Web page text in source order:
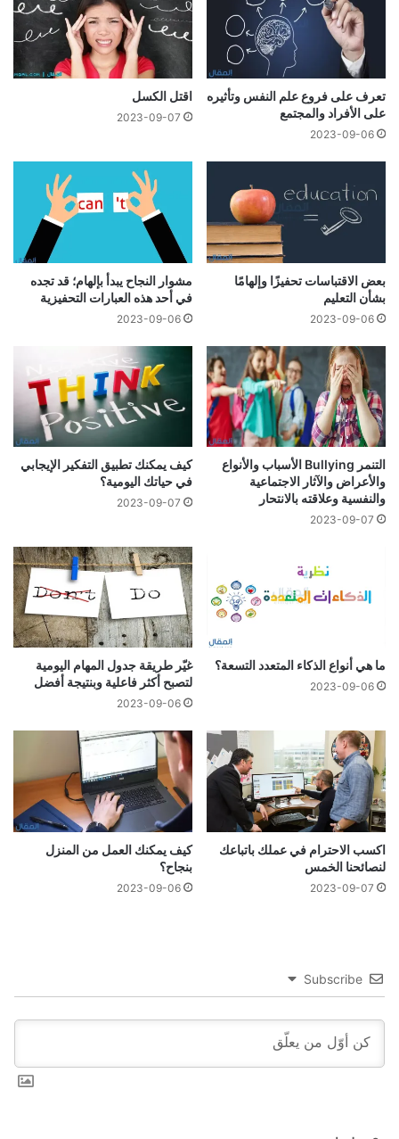
تعرف على فروع علم النفس وتأثيره
على الأفراد والمجتمع
2023-09-06
اقتل الكسل
2023-09-07
بعض الاقتباسات تحفيزًا وإلهامًا
بشأن التعليم
2023-09-06
مشوار النجاح يبدأ بإلهام؛ قد تجده
في أحد هذه العبارات التحفيزية
2023-09-06
التنمر Bullying الأسباب والأنواع
والأعراض والآثار الاجتماعية
والنفسية وعلاقته بالانتحار
2023-09-07
كيف يمكنك تطبيق التفكير الإيجابي
في حياتك اليومية؟
2023-09-07
ما هي أنواع الذكاء المتعدد التسعة؟
2023-09-06
غيّر طريقة جدول المهام اليومية
لتصبح أكثر فاعلية وبنتيجة أفضل
2023-09-06
اكسب الاحترام في عملك باتباعك
لنصائحنا الخمس
2023-09-07
كيف يمكنك العمل من المنزل
بنجاح؟
2023-09-06
Subscribe